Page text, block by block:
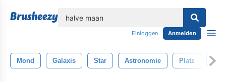
Einloggen Anmelden
Mond Galaxis Star Astronomie Platz